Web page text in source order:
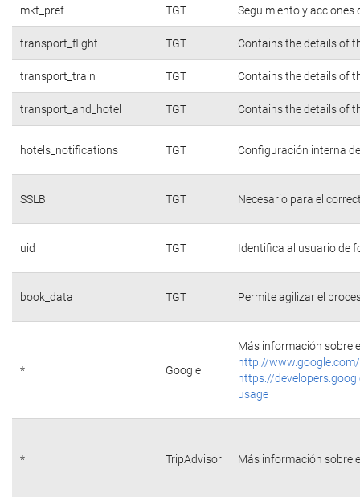
mkt_pref TGT Seguimiento y acciones
transport_flight TGT Contains the details of
transport_train TGT Contains the details of
transport_and_hotel TGT Contains the details of
hotels_notifications TGT Configuración interna
SSLB TGT Necesario para el
uid TGT Identifica al usuario de
book_data TGT Permite agilizar el
* Google
Más información sobre
http://
https://
usage
* TripAdvisor Más información sobre